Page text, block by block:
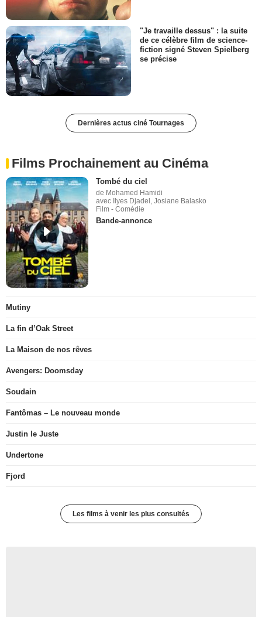
"Je travaille dessus" : la suite
de ce célèbre film de science-
fiction signé Steven Spielberg
se précise
Dernières actus ciné Tournages
Films Prochainement au Cinéma
Tombé du ciel
de Mohamed Hamidi
avec Ilyes Djadel, Josiane Balasko
Film - Comédie
Bande-annonce
Mutiny
La fin d’Oak Street
La Maison de nos rêves
Avengers: Doomsday
Soudain
Fantômas – Le nouveau monde
Justin le Juste
Undertone
Fjord
Les films à venir les plus consultés